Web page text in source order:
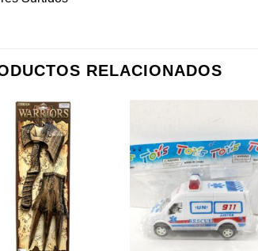
RELACIONADOS
Añadir a
favoritos
Añadir a
favoritos